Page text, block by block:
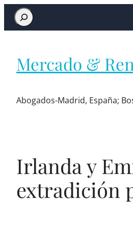
Mercado &
Abogados-Madrid, España;
Irlanda y
extradición